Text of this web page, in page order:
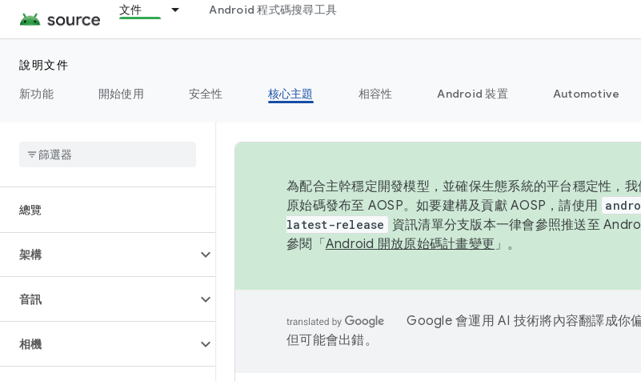
文件 Android 程式碼搜尋工具
說明文件
新功能
開始使用 安全性 核心主題 相容性 Android 裝置 Automotive
總覽
架構
音訊
相機
為配合主幹穩定開發模型，並確保生態系統的平台穩定性，
原始碼發布至 AOSP。如要建構及貢獻 AOSP，請使用
latest-release
資訊清單分支版本一律會參照推送至
參閱「 Android 開放原始碼計畫變更 」。
Google 會運用 AI 技術將內容翻譯成你
但可能會出錯。